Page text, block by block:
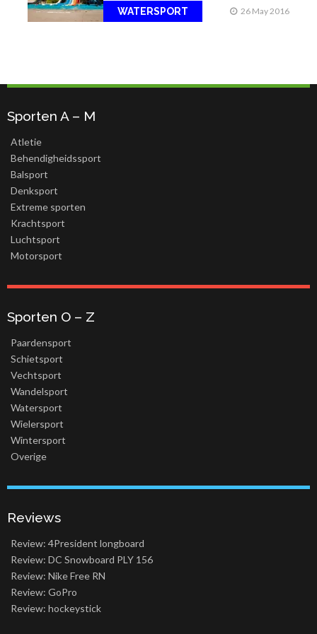
WATERSPORT 26 May 2016
Sporten A – M
Atletie
Behendigheidssport
Balsport
Denksport
Extreme sporten
Krachtsport
Luchtsport
Motorsport
Sporten O – Z
Paardensport
Schietsport
Vechtsport
Wandelsport
Watersport
Wielersport
Wintersport
Overige
Reviews
Review: 4President longboard
Review: DC Snowboard PLY 156
Review: Nike Free RN
Review: GoPro
Review: hockeystick